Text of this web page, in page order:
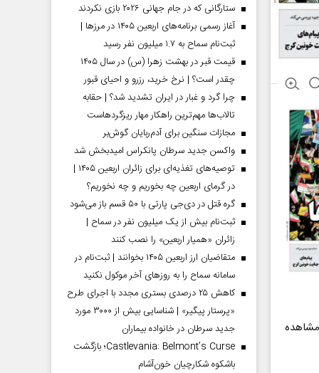
و برای مشاهده
ستارگانی که در جام جهانی ۲۰۲۶ بازی نکردند
آغاز رسمی برنامه‌های اربعین ۱۴۰۵ در مرز‌ها |
ثبت‌نام سماح به ۱.۷ میلیون نفر رسید
قیمت قبر در بهشت زهرا (س) در سال ۱۴۰۵
چقدر است؟ | نرخ خرید، رزرو و احیای قبور
چرا گرد و غبار در ایران تشدید شد؟ | حقابه
تالاب‌ها مهم‌ترین راهکار مهار ریزگردهاست
مجازات سنگین برای آدم‌ربایان گوش‌بر
واکسن جدید سرطان پانکراس امیدبخش شد
توصیه‌های تغذیه‌ای برای زائران اربعین ۱۴۰۵ |
در گرمای اربعین چه بخوریم و چه نخوریم؟
گره قتل در دی‌جی پارتی با ۵۰ قسم باز می‌شود
ثبت‌نام بیش از یک میلیون نفر در سماح |
زائران «همیار اربعین» را نصب کنند
متقاضیان ارز اربعین ۱۴۰۵ بخوانند | ثبت‌نام در
سامانه سماح را به روز‌های آخر موکول نکنید
کاهش ۲۵ درصدی بستری مجدد با اجرای طرح
«پرستار پیگیر» | شناسایی بیش از ۳۰۰۰ مورد
جدید سرطان در خانواده بیماران
Castlevania: Belmont’s Curse؛ بازگشت
باشکوه شکارچیان خون‌آشام